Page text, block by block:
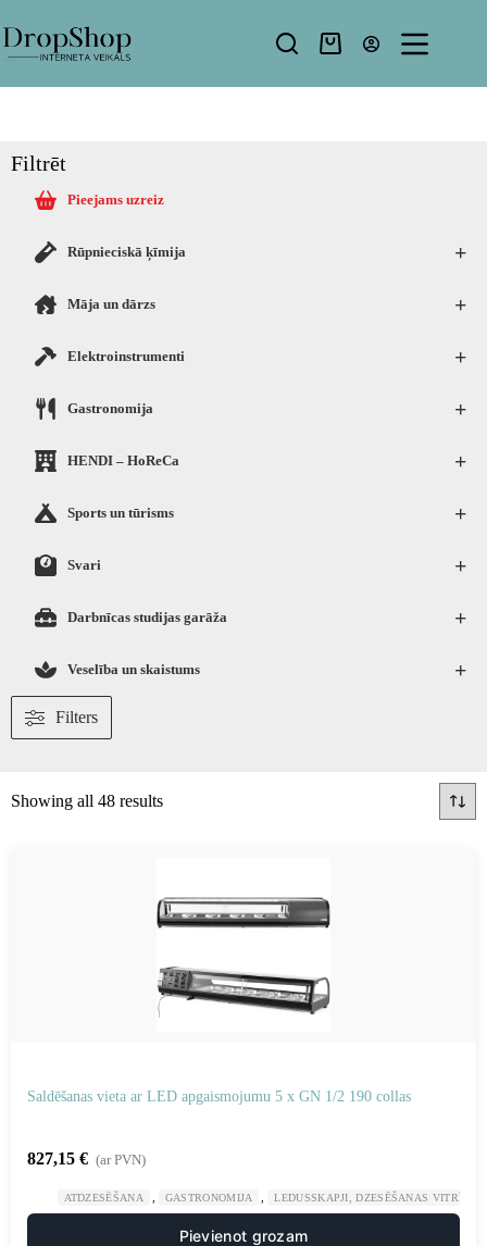
Filtrēt
Pieejams uzreiz
+
Rūpnieciskā ķīmija
+
Māja un dārzs
+
Elektroinstrumenti
+
Gastronomija
+
HENDI – HoReCa
+
Sports un tūrisms
+
Svari
+
Darbnīcas studijas garāža
+
Veselība un skaistums
Filters
Showing all 48 results
Saldēšanas vieta ar LED apgaismojumu 5 x GN 1/2 190 collas
827,15 € (ar PVN)
ATDZESĒŠANA GASTRONOMIJA LEDUSSKAPJI, DZESĒŠANAS VITRĪNAS
Pievienot grozam